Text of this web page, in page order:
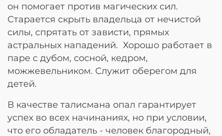
он помогает против магических сил.
Старается скрыть владельца от нечистой
силы, спрятать от зависти, прямых
астральных нападений. Хорошо работает в
паре с дубом, сосной, кедром,
можжевельником. Служит оберегом для
детей.
В качестве талисмана опал гарантирует
успех во всех начинаниях, но при условии,
что его обладатель - человек благородный,